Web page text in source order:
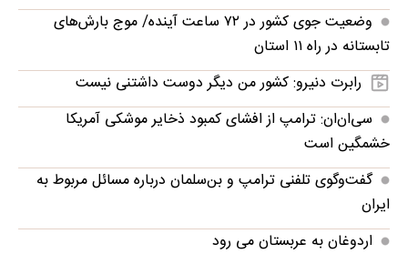
وضعیت جوی کشور در ۷۲ ساعت آینده/ موج بارش‌های
تابستانه در راه ۱۱ استان
رابرت دنیرو: کشور من دیگر دوست داشتنی نیست
سی‌ان‌ان: ترامپ از افشای کمبود ذخایر موشکی آمریکا
خشمگین است
گفت‌وگوی تلفنی ترامپ و بن‌سلمان درباره مسائل مربوط به
ایران
اردوغان به عربستان می رود